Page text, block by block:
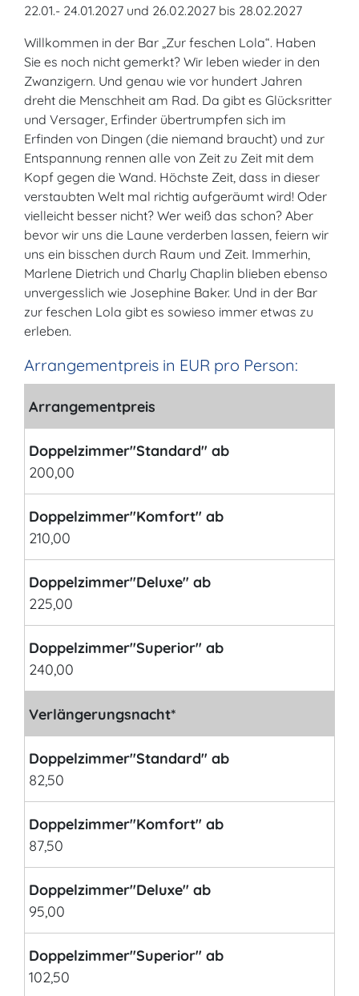
22.01.- 24.01.2027 und 26.02.2027 bis 28.02.2027
Willkommen in der Bar „Zur feschen Lola“. Haben
Sie es noch nicht gemerkt? Wir leben wieder in den
Zwanzigern. Und genau wie vor hundert Jahren
dreht die Menschheit am Rad. Da gibt es Glücksritter
und Versager, Erfinder übertrumpfen sich im
Erfinden von Dingen (die niemand braucht) und zur
Entspannung rennen alle von Zeit zu Zeit mit dem
Kopf gegen die Wand. Höchste Zeit, dass in dieser
verstaubten Welt mal richtig aufgeräumt wird! Oder
vielleicht besser nicht? Wer weiß das schon? Aber
bevor wir uns die Laune verderben lassen, feiern wir
uns ein bisschen durch Raum und Zeit. Immerhin,
Marlene Dietrich und Charly Chaplin blieben ebenso
unvergesslich wie Josephine Baker. Und in der Bar
zur feschen Lola gibt es sowieso immer etwas zu
erleben.
Arrangementpreis in EUR pro Person:
Arrangementpreis
Doppelzimmer"Standard" ab
200,00
Doppelzimmer"Komfort" ab
210,00
Doppelzimmer"Deluxe" ab
225,00
Doppelzimmer"Superior" ab
240,00
Verlängerungsnacht*
Doppelzimmer"Standard" ab
82,50
Doppelzimmer"Komfort" ab
87,50
Doppelzimmer"Deluxe" ab
95,00
Doppelzimmer"Superior" ab
102,50